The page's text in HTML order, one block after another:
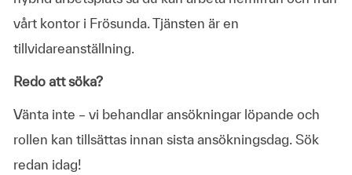
vårt kontor i Frösunda. Tjänsten är en
tillvidareanställning.
Redo att söka?
Vänta inte – vi behandlar ansökningar löpande och
rollen kan tillsättas innan sista ansökningsdag. Sök
redan idag!